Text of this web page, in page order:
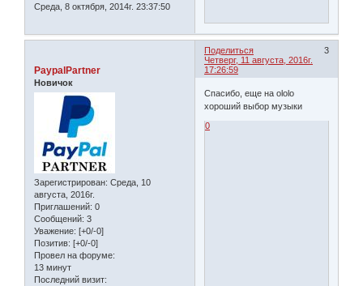
Среда, 8 октября, 2014г. 23:37:50
Поделиться
3
Четверг, 11 августа, 2016г.
17:26:59
PaypalPartner
Новичок
Зарегистрирован: Среда, 10
августа, 2016г.
Приглашений: 0
Сообщений: 3
Уважение: [+0/-0]
Позитив: [+0/-0]
Провел на форуме:
13 минут
Последний визит:
Спасибо, еще на ololo
хороший выбор музыки
0